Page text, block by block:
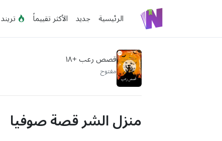
الرئيسية جديد الأكثر تقييماً
قصص رعب +١٨
مفتوح
منزل الشر قصة صوفيا